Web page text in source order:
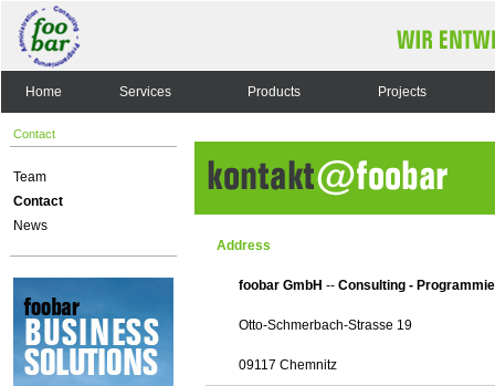
Home Services Products Projects
Contact
Team
Contact
News
Address
foobar GmbH -- Consulting -
Otto-Schmerbach-Strasse 19
09117 Chemnitz